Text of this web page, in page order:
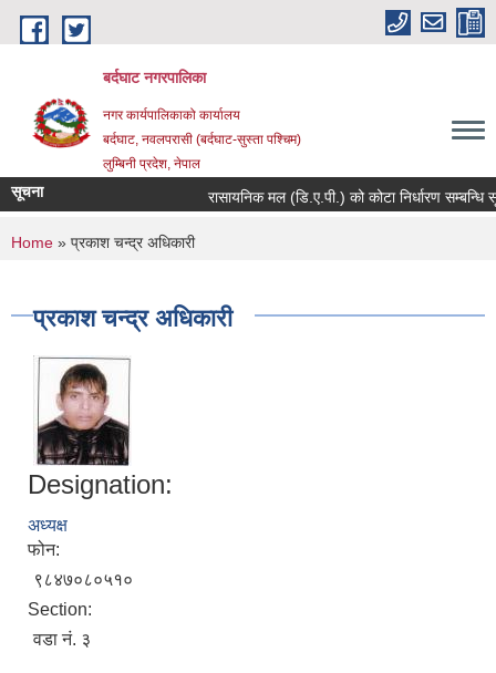
Skip to main content
बर्दघाट नगरपालिका
नगर कार्यपालिकाको कार्यालय
बर्दघाट, नवलपरासी (बर्दघाट-सुस्ता पश्चिम)
लुम्बिनी प्रदेश, नेपाल
सूचना रासायनिक मल (डि.ए.पी.) को कोटा निर्धारण सम्बन्धि
You are here
Home » प्रकाश चन्द्र अधिकारी
प्रकाश चन्द्र अधिकारी
Designation:
अध्यक्ष
फोन:
९८४७०८०५१०
Section:
वडा नं. ३